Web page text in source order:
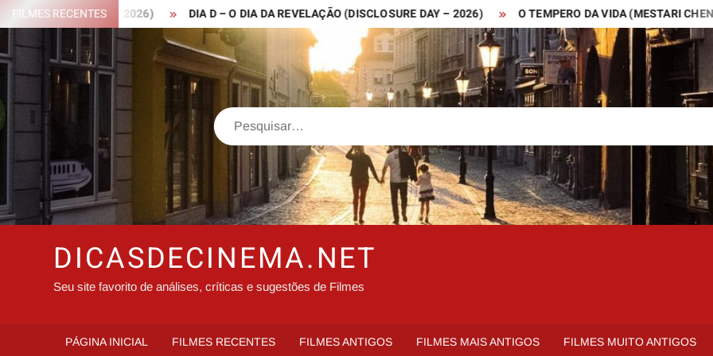
Skip
to
content
FILMES RECENTES
HOOD – 2026) DIA D – O DIA DA REVELAÇÃO (DISCLOSURE DAY – 2026) O TEMPERO DA VIDA (MESTARI CHENG –
Search
DICASDECINEMA.NET
Seu site favorito de análises, críticas e sugestões de Filmes
PÁGINA INICIAL FILMES RECENTES FILMES ANTIGOS FILMES MAIS ANTIGOS FILMES MUITO ANTIGOS